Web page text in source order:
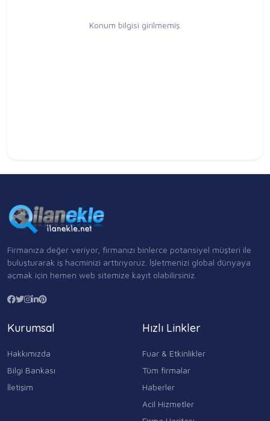
Konum bilgisi girilmemiş.
Firmanıza değer veriyor, firmanızı binlerce potansiyel müşteri ile
buluşturarak iş hacminizi arttırıyoruz. İşletmenizi global dünyaya
açmak için hemen web sitemize kayıt olabilirsiniz.
Kurumsal
Hakkımızda
Bilgi Bankası
İletişim
Hızlı Linkler
Fuar & Etkinlikler
Tüm firmalar
Haberler
Acil Hizmetler